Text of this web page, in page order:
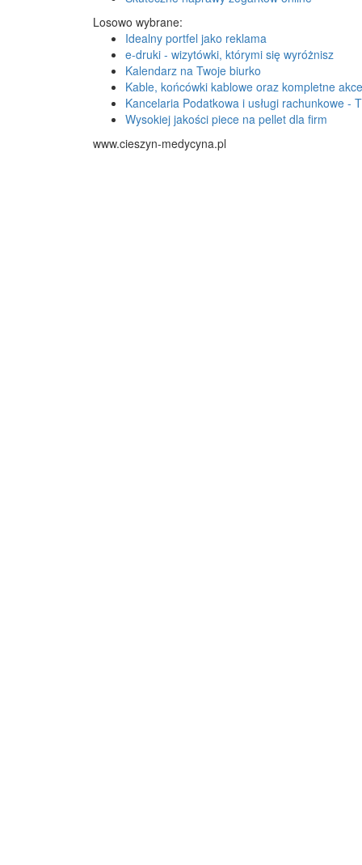
Losowo wybrane:
Idealny portfel jako reklama
e-druki - wizytówki, którymi się wyróżnisz
Kalendarz na Twoje biurko
Kable, końcówki kablowe oraz kompletne
Kancelaria Podatkowa i usługi rachunkowe -
Wysokiej jakości piece na pellet dla firm
www.cieszyn-medycyna.pl